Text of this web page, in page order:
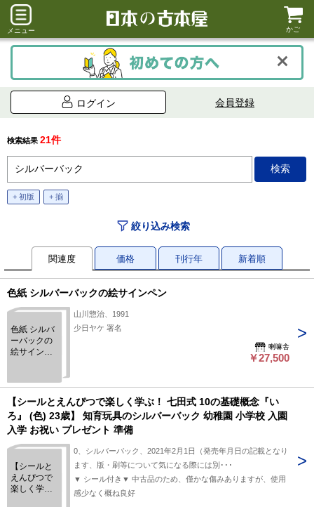
メニュー かご
ログイン 会員登録
検索結果 21件
+ 初版 + 揃
絞り込み検索
関連度 価格 刊行年 新着順
色紙 シルバーバックの絵サインペン
色紙 シルバ
ーバックの
絵サインペ
山川惣治、1991
少日ヤケ 署名
喇嘛舎
￥27,500
【シールとえんぴつで楽しく学ぶ！ 七田式 10の基礎概念『い
ろ』 (色) 23歳】 知育玩具のシルバーバック 幼稚園 小学校 入園
入学 お祝い プレゼント 準備
【シールと
えんぴつで
楽しく学
0、シルバーバック、2021年2月1日（発売年月日の記載となり
ます、版・刷等について気になる際には別･･･
▼ シール付き▼ 中古品のため、僅かな傷みありますが、使用
感少なく概ね良好